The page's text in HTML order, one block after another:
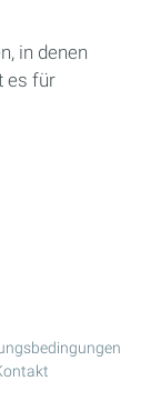
in denen
es für